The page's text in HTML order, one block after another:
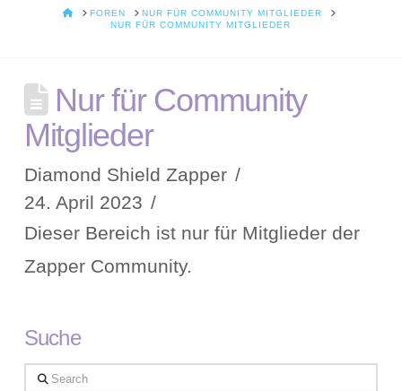
HOMEFOREN
NUR FÜR COMMUNITY MITGLIEDER
NUR FÜR COMMUNITY MITGLIEDER
Nur für Community
Mitglieder
Diamond Shield Zapper
24. April 2023
Dieser Bereich ist nur für Mitglieder der
Zapper Community.
Suche
Search